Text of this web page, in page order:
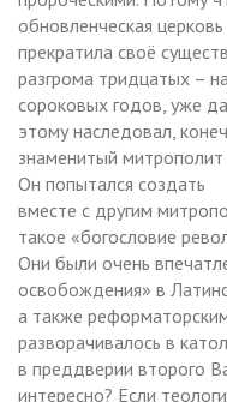
обновленческая церковь
прекратила своё
разгрома тридцатых –
сороковых годов, уже
этому наследовал,
знаменитый
Он попытался создать
вместе с другим
такое «богословие
Они были очень
освобождения» в
а также
разворачивалось в
в преддверии второго
интересно? Если